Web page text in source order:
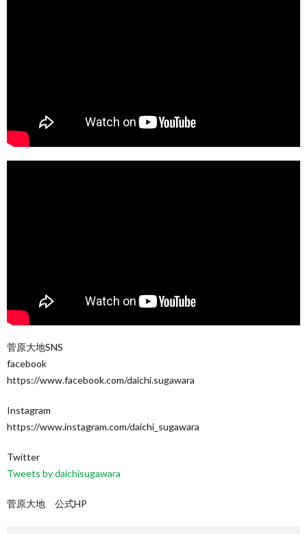
菅原大地SNS
facebook
https://www.facebook.com/daichi.sugawara
Instagram
https://www.instagram.com/daichi_sugawara
Twitter
Tweets by daichisugawara
菅原大地 公式HP